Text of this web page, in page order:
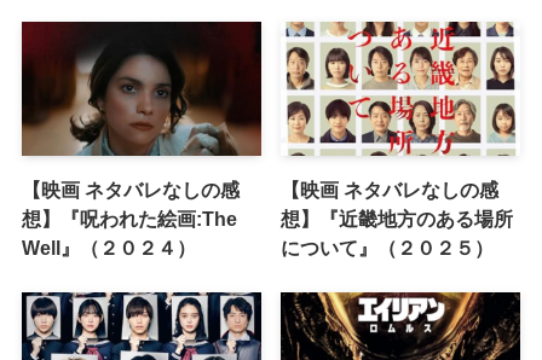
【映画 ネタバレなしの感
想】『呪われた絵画:The
Well』（２０２４）
【映画 ネタバレなしの感
想】『近畿地方のある場所
について』（２０２５）